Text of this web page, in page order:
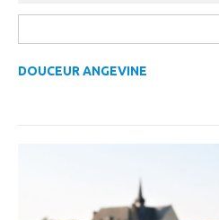
DOUCEUR ANGEVINE